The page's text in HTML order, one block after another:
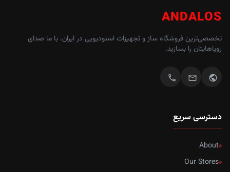
ANDALOS
تخصصی‌ترین فروشگاه ساز و تجهیزات استودیویی در ایران. با ما صدای
رویاهایتان را بسازید.
public
mail
call
دسترسی سریع
About
Our Stores